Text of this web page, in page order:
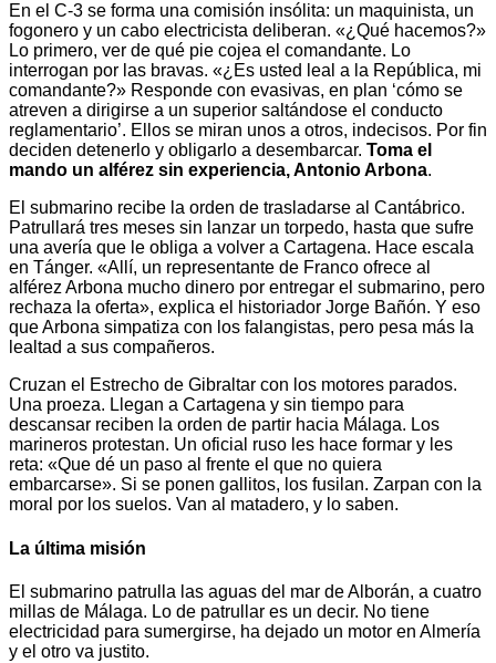
En el C-3 se forma una comisión insólita: un maquinista, un
fogonero y un cabo electricista deliberan. «¿Qué hacemos?»
Lo primero, ver de qué pie cojea el comandante. Lo
interrogan por las bravas. «¿Es usted leal a la República, mi
comandante?» Responde con evasivas, en plan ‘cómo se
atreven a dirigirse a un superior saltándose el conducto
reglamentario’. Ellos se miran unos a otros, indecisos. Por fin
deciden detenerlo y obligarlo a desembarcar. Toma el
mando un alférez sin experiencia, Antonio Arbona.
El submarino recibe la orden de trasladarse al Cantábrico.
Patrullará tres meses sin lanzar un torpedo, hasta que sufre
una avería que le obliga a volver a Cartagena. Hace escala
en Tánger. «Allí, un representante de Franco ofrece al
alférez Arbona mucho dinero por entregar el submarino, pero
rechaza la oferta», explica el historiador Jorge Bañón. Y eso
que Arbona simpatiza con los falangistas, pero pesa más la
lealtad a sus compañeros.
Cruzan el Estrecho de Gibraltar con los motores parados.
Una proeza. Llegan a Cartagena y sin tiempo para
descansar reciben la orden de partir hacia Málaga. Los
marineros protestan. Un oficial ruso les hace formar y les
reta: «Que dé un paso al frente el que no quiera
embarcarse». Si se ponen gallitos, los fusilan. Zarpan con la
moral por los suelos. Van al matadero, y lo saben.
La última misión
El submarino patrulla las aguas del mar de Alborán, a cuatro
millas de Málaga. Lo de patrullar es un decir. No tiene
electricidad para sumergirse, ha dejado un motor en Almería
y el otro va justito.